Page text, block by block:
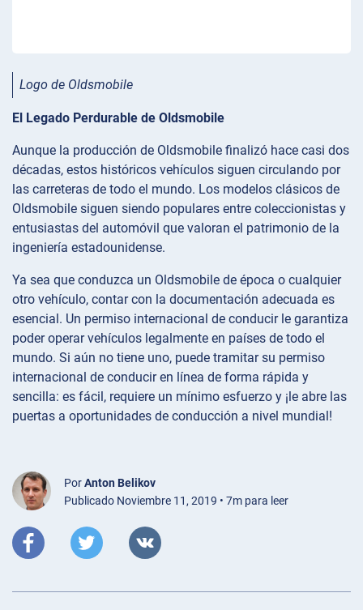
Logo de Oldsmobile
El Legado Perdurable de Oldsmobile
Aunque la producción de Oldsmobile finalizó hace casi dos
décadas, estos históricos vehículos siguen circulando por
las carreteras de todo el mundo. Los modelos clásicos de
Oldsmobile siguen siendo populares entre coleccionistas y
entusiastas del automóvil que valoran el patrimonio de la
ingeniería estadounidense.
Ya sea que conduzca un Oldsmobile de época o cualquier
otro vehículo, contar con la documentación adecuada es
esencial. Un permiso internacional de conducir le garantiza
poder operar vehículos legalmente en países de todo el
mundo. Si aún no tiene uno, puede tramitar su permiso
internacional de conducir en línea de forma rápida y
sencilla: es fácil, requiere un mínimo esfuerzo y ¡le abre las
puertas a oportunidades de conducción a nivel mundial!
PorAnton Belikov
Publicado Noviembre 11, 2019 • 7m para leer